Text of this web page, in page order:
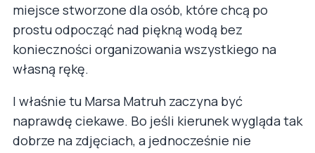
miejsce stworzone dla osób, które chcą po
prostu odpocząć nad piękną wodą bez
konieczności organizowania wszystkiego na
własną rękę.
I właśnie tu Marsa Matruh zaczyna być
naprawdę ciekawe. Bo jeśli kierunek wygląda tak
dobrze na zdjęciach, a jednocześnie nie